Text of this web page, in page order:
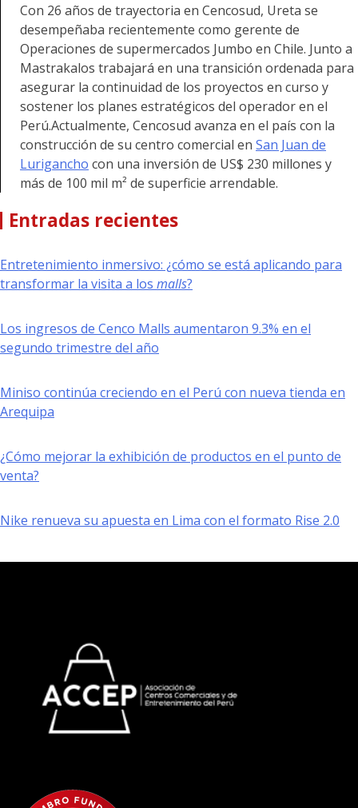
Con 26 años de trayectoria en Cencosud, Ureta se
desempeñaba recientemente como gerente de
Operaciones de supermercados Jumbo en Chile. Junto a
Mastrakalos trabajará en una transición ordenada para
asegurar la continuidad de los proyectos en curso y
sostener los planes estratégicos del operador en el
Perú.Actualmente, Cencosud avanza en el país con la
construcción de su centro comercial en San Juan de
Lurigancho con una inversión de US$ 230 millones y
más de 100 mil m² de superficie arrendable.
Entradas recientes
Entretenimiento inmersivo: ¿cómo se está aplicando para
transformar la visita a los malls?
Los ingresos de Cenco Malls aumentaron 9.3% en el
segundo trimestre del año
Miniso continúa creciendo en el Perú con nueva tienda en
Arequipa
¿Cómo mejorar la exhibición de productos en el punto de
venta?
Nike renueva su apuesta en Lima con el formato Rise 2.0